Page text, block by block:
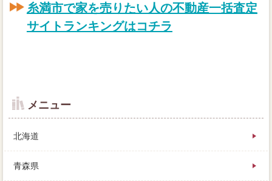
糸満市で家を売りたい人の不動産一括査定
サイトランキングはコチラ
メニュー
北海道
青森県